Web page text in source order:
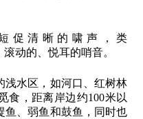
促清晰的啸声，类
滚动的、悦耳的哨音。
浅水区，如河口、红树林
食，距离岸边约100米以
鱼、弱鱼和鼓鱼，同时也